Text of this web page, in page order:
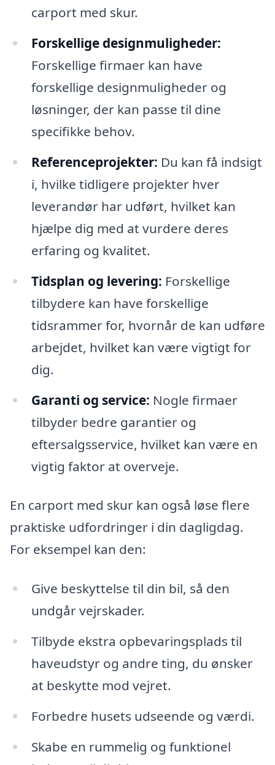
carport med skur.
Forskellige designmuligheder:
Forskellige firmaer kan have
forskellige designmuligheder og
løsninger, der kan passe til dine
specifikke behov.
Referenceprojekter: Du kan få indsigt
i, hvilke tidligere projekter hver
leverandør har udført, hvilket kan
hjælpe dig med at vurdere deres
erfaring og kvalitet.
Tidsplan og levering: Forskellige
tilbydere kan have forskellige
tidsrammer for, hvornår de kan udføre
arbejdet, hvilket kan være vigtigt for
dig.
Garanti og service: Nogle firmaer
tilbyder bedre garantier og
eftersalgsservice, hvilket kan være en
vigtig faktor at overveje.
En carport med skur kan også løse flere
praktiske udfordringer i din dagligdag.
For eksempel kan den:
Give beskyttelse til din bil, så den
undgår vejrskader.
Tilbyde ekstra opbevaringsplads til
haveudstyr og andre ting, du ønsker
at beskytte mod vejret.
Forbedre husets udseende og værdi.
Skabe en rummelig og funktionel